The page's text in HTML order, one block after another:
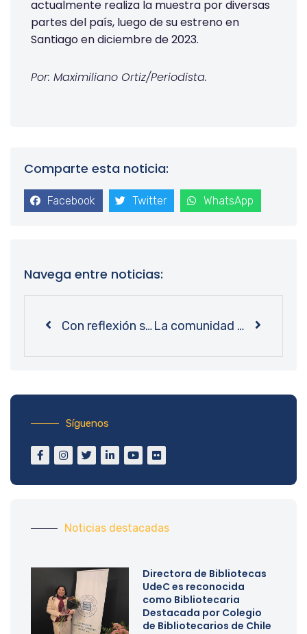
actualmente realiza la muestra por diversas
partes del país, luego de su estreno en
Santiago en diciembre de 2023.
Por: Maximiliano Ortiz/Periodista.
Comparte esta noticia:
Facebook Twitter WhatsApp
Navega entre noticias:
Con reflexión sobre impacto del ser humano en el entorno: Bibliotecas UdeC cierra talleres de educación ambiental La comunidad más cerca del conocimiento: Bibliotecas UdeC finaliza Proyecto de Vinculación con el Medio
Síguenos
Noticias destacadas
Directora de Bibliotecas
UdeC es reconocida
como Bibliotecaria
Destacada por Colegio
de Bibliotecarios de Chile